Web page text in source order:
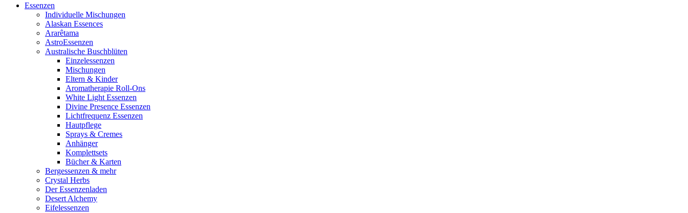
Essenzen
Individuelle Mischungen
Alaskan Essences
Ararêtama
AstroEssenzen
Australische Buschblüten
Einzelessenzen
Mischungen
Eltern & Kinder
Aromatherapie Roll-Ons
White Light Essenzen
Divine Presence Essenzen
Lichtfrequenz Essenzen
Hautpflege
Sprays & Cremes
Anhänger
Komplettsets
Bücher & Karten
Bergessenzen & mehr
Crystal Herbs
Der Essenzenladen
Desert Alchemy
Eifelessenzen